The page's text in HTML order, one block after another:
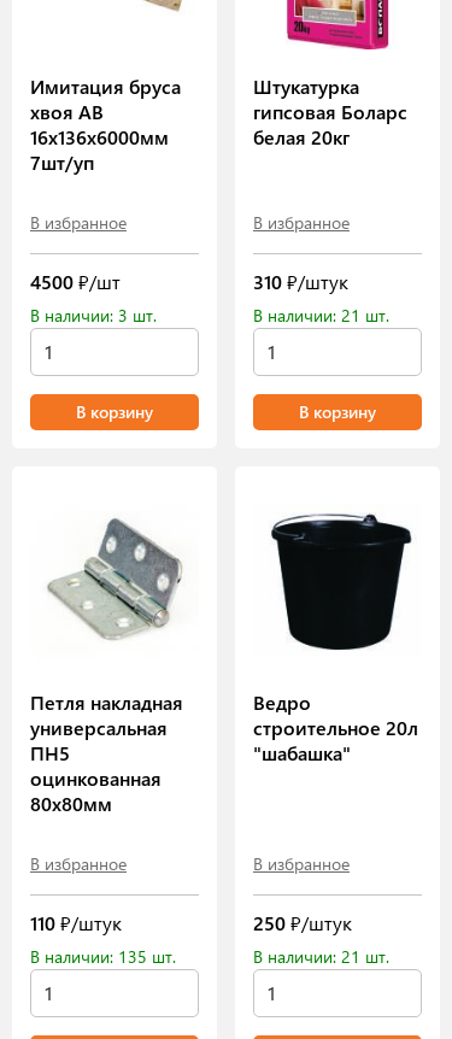
Имитация бруса
хвоя АВ
16х136х6000мм
7шт/уп
В избранное
4500₽/шт
В наличии: 3 шт.
В корзину
Штукатурка
гипсовая Боларс
белая 20кг
В избранное
310₽/штук
В наличии: 21 шт.
В корзину
Петля накладная
универсальная
ПН5
оцинкованная
80х80мм
В избранное
110₽/штук
В наличии: 135 шт.
Ведро
строительное 20л
"шабашка"
В избранное
250₽/штук
В наличии: 21 шт.